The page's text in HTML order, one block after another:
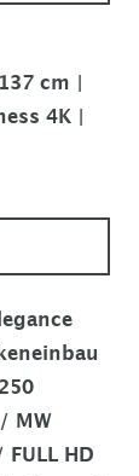
cm |
4K |
MW
HD